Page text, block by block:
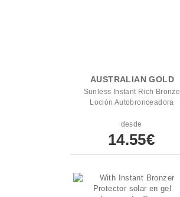
AUSTRALIAN GOLD
Sunless Instant Rich Bronze
Loción Autobronceadora
desde
14.55€